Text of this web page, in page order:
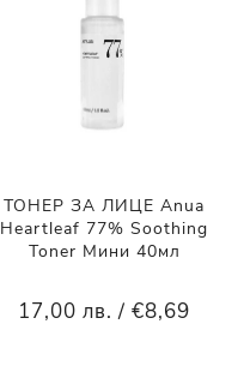
ТОНЕР ЗА ЛИЦЕ Anua
Heartleaf 77% Soothing
Toner Мини 40мл
17,00 лв. / €8,69